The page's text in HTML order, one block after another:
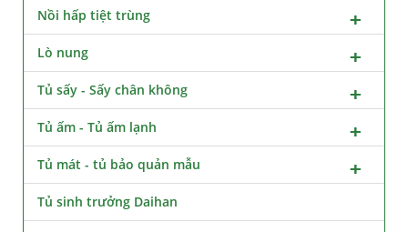
Nồi hấp tiệt trùng
Lò nung
Tủ sấy - Sấy chân không
Tủ ấm - Tủ ấm lạnh
Tủ mát - tủ bảo quản mẫu
Tủ sinh trưởng Daihan